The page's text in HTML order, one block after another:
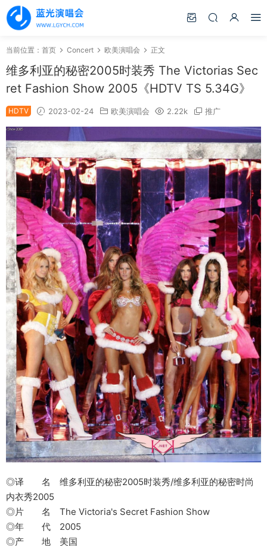
当前位置： 首页 Concert 欧美演唱会 正文
维多利亚的秘密2005时装秀 The Victorias Sec
ret Fashion Show 2005《HDTV TS 5.34G》
HDTV 2023-02-24 欧美演唱会 2.22k 推广
◎译 名 维多利亚的秘密2005时装秀/维多利亚的秘密时尚
内衣秀2005
◎片 名 The Victoria's Secret Fashion Show
◎年 代 2005
◎产 地 美国